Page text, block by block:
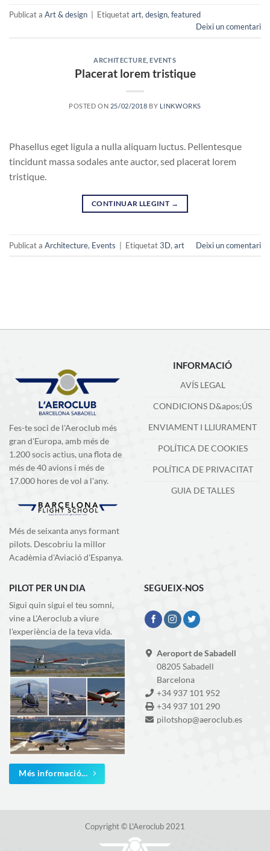
Publicat a Art & design Etiquetatart, design, featured
Deixi un comentari
ARCHITECTURE ,EVENTS
Placerat lorem tristique
POSTED ON 25/02/2018 BY LINKWORKS
Phasellus eget ligula a nulla aliquam luctus. Pellentesque
tincidunt massa sodales ante auctor, sed placerat lorem
tristique.
CONTINUAR LLEGINT →
Publicat a Architecture, Events Etiquetat3D, art Deixi un comentari
Fes-te soci de l'Aeroclub més
gran d'Europa, amb més de
1.200 socis actius, una flota de
més de 40 avions i més de
17.000 hores de vol a l'any.
Més de seixanta anys formant
pilots. Descobriu la millor
Acadèmia d'Aviació d'Espanya.
INFORMACIÓ
AVÍS LEGAL
CONDICIONS D&apos;ÚS
ENVIAMENT I LLIURAMENT
POLÍTICA DE COOKIES
POLÍTICA DE PRIVACITAT
GUIA DE TALLES
PILOT PER UN DIA
Sigui quin sigui el teu somni,
vine a L'Aeroclub a viure
l'experiència de la teva vida.
Més informació...
SEGUEIX-NOS
Aeroport de Sabadell
08205 Sabadell
Barcelona
+34 937 101 952
+34 937 101 290
pilotshop@aeroclub.es
Copyright © L'Aeroclub 2021